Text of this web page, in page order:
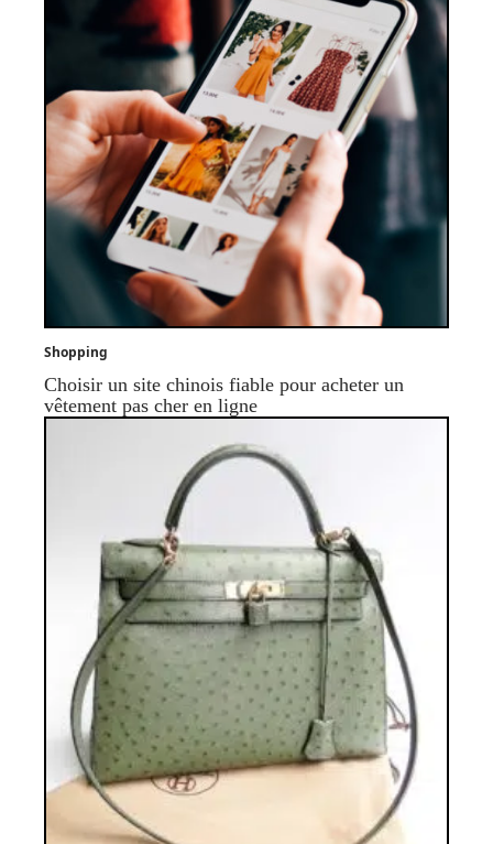
Shopping
Choisir un site chinois fiable pour acheter un
vêtement pas cher en ligne